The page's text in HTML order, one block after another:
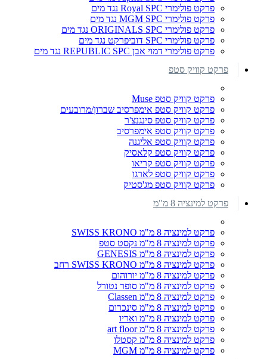
פרקט פולימרי Royal SPC נגד מים
פרקט פולימרי MGM SPC נגד מים
פרקט פולימרי ORIGINALS SPC נגד מים
פרקט פולימרי SPC דוביפרקט נגד מים
פרקט פולימרי דמוי אבן REPUBLIC SPC נגד מים
פרקט קוויק סטפ
פרקט קוויק סטפ Muse
פרקט קוויק סטפ אימפרסיב שברון/מרובעים
פרקט קוויק סטפ סינגנצ'ר
פרקט קוויק סטפ אימפרסיב
פרקט קוויק סטפ אליגנה
פרקט קוויק סטפ קלאסיק
פרקט קוויק סטפ קריאו
פרקט קוויק סטפ לארגו
פרקט קוויק סטפ מג'סטיק
פרקט למינציה 8 מ"מ
פרקט למינציה 8 מ"מ SWISS KRONO
פרקט למינציה 8 מ"מ נקסט סטפ
פרקט למינציה 8 מ"מ GENESIS
פרקט למינציה 8 מ"מ SWISS KRONO רחב
פרקט למינציה 8 מ"מ יורוהום
פרקט למינציה 8 מ"מ סופר נטורל
פרקט למינציה 8 מ"מ Classen
פרקט למינציה 8 מ"מ סינכרום
פרקט למינציה 8 מ"מ ואריו
פרקט למינציה 8 מ"מ art floor
פרקט למינציה 8 מ"מ קסטלו
פרקט למינציה 8 מ"מ MGM